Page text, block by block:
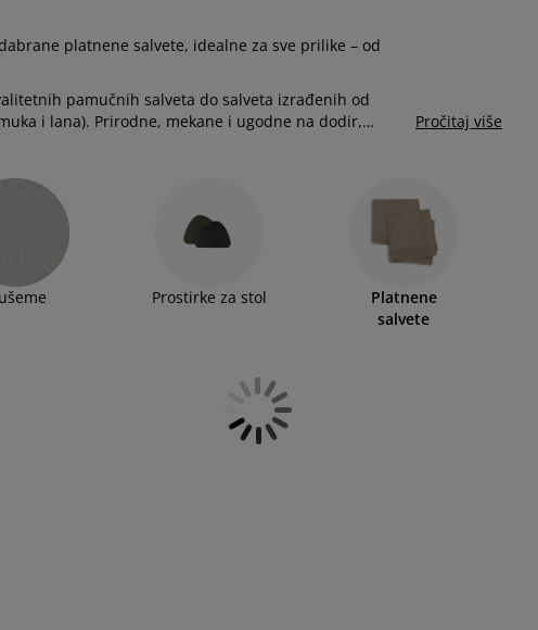
platnene salvete, idealne za sve prilike – od
pamučnih salveta do salveta izrađenih od
i lana). Prirodne, mekane i ugodne na dodir,
Pročitaj više
Prostirke za stol
Platnene
salvete